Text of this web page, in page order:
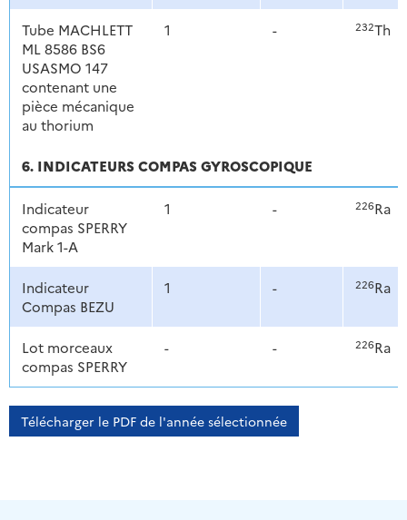
Tube MACHLETT
ML 8586 BS6
USASMO 147
contenant une
pièce mécanique
au thorium
1 - 232Th
6. INDICATEURS COMPAS GYROSCOPIQUE
Indicateur
compas SPERRY
Mark 1-A
1 - 226Ra
Indicateur
Compas BEZU
1 - 226Ra
Lot morceaux
compas SPERRY
- - 226Ra
Télécharger le PDF de l'année sélectionnée